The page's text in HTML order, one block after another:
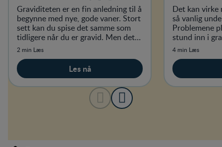
Graviditeten er en fin anledning til å
begynne med nye, gode vaner. Stort
sett kan du spise det samme som
tidligere når du er gravid. Men det
finnes enkelte matvarer du bør være
2 min Læs
Les nå
Det kan virke
så vanlig
Problemene
stund inn i
slipper helt
4 min Læs